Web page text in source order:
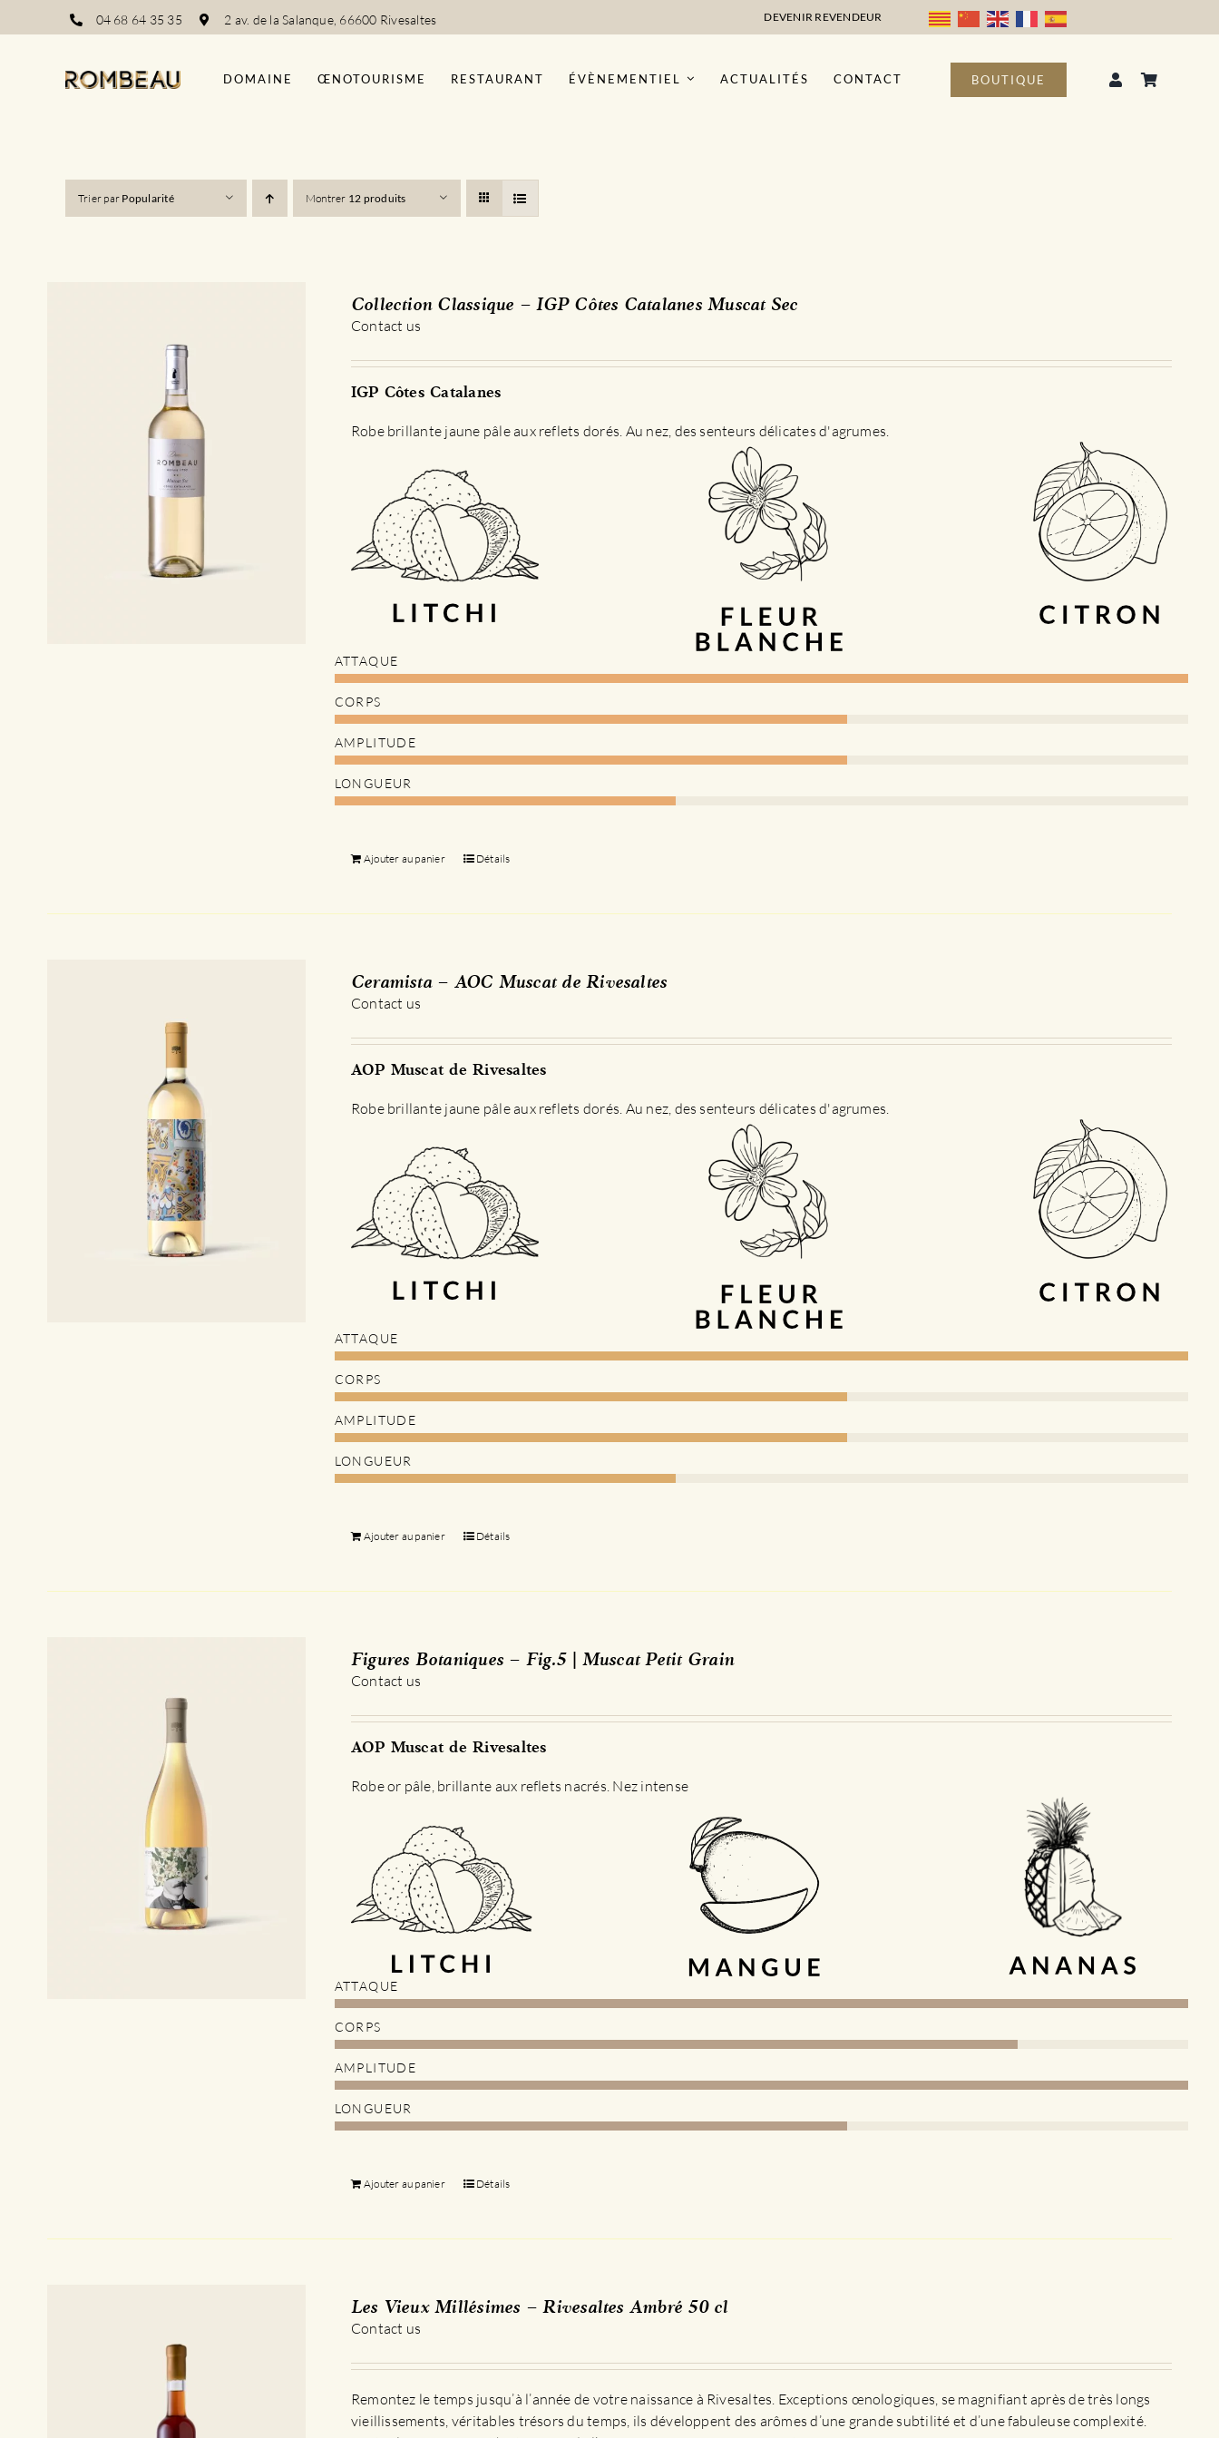
au
04 68 64 35 35 2 av. de la Salanque, 66600 Rivesaltes DEVENIR REVENDEUR
DOMAINE ŒNOTOURISME RESTAURANT ÉVÈNEMENTIEL ACTUALITÉS CONTACT BOUTIQUE
Trier par Popularité Montrer 12 produits
Collection Classique – IGP Côtes Catalanes Muscat Sec
Contact us
IGP Côtes Catalanes
Robe brillante jaune pâle aux reflets dorés. Au nez, des senteurs délicates d'agrumes.
ATTAQUE
CORPS
AMPLITUDE
LONGUEUR
Ajouter au panier Détails
Ceramista – AOC Muscat de Rivesaltes
Contact us
AOP Muscat de Rivesaltes
Robe brillante jaune pâle aux reflets dorés. Au nez, des senteurs délicates d'agrumes.
ATTAQUE
CORPS
AMPLITUDE
LONGUEUR
Ajouter au panier Détails
Figures Botaniques – Fig.5 | Muscat Petit Grain
Contact us
AOP Muscat de Rivesaltes
Robe or pâle, brillante aux reflets nacrés. Nez intense
ATTAQUE
CORPS
AMPLITUDE
LONGUEUR
Ajouter au panier Détails
Les Vieux Millésimes – Rivesaltes Ambré 50 cl
Contact us
Remontez le temps jusqu’à l’année de votre naissance à Rivesaltes. Exceptions œnologiques, se magnifiant après de très longs
vieillissements, véritables trésors du temps, ils développent des arômes d’une grande subtilité et d’une fabuleuse complexité.